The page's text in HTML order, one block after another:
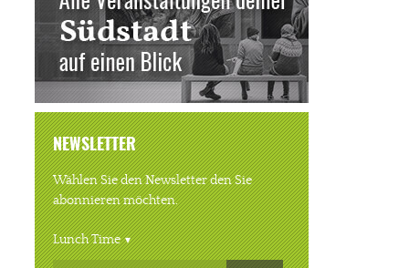
NEWSLETTER
Wählen Sie den Newsletter den Sie
abonnieren möchten.
Lunch Time